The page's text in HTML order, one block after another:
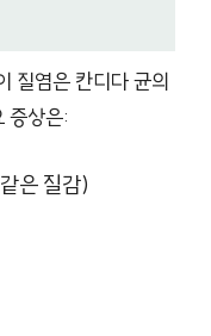
질염은 칸디다 균의
증상은:
은 질감)